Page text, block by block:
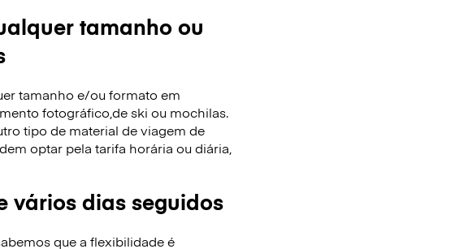
tamanho ou
tamanho e/ou formato em
fotográfico,de ski ou mochilas.
tipo de material de viagem de
optar pela tarifa horária ou diária,
vários dias seguidos
que a flexibilidade é